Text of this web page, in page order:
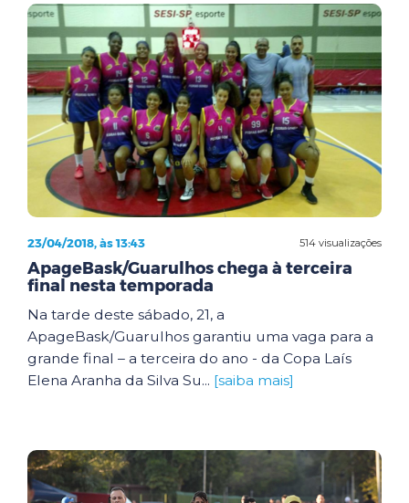
514 visualizações
23/04/2018, às 13:43
ApageBask/Guarulhos chega à terceira
final nesta temporada
Na tarde deste sábado, 21, a
ApageBask/Guarulhos garantiu uma vaga para a
grande final – a terceira do ano - da Copa Laís
Elena Aranha da Silva Su... [saiba mais]